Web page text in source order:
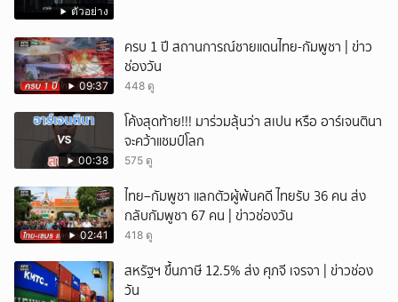
ตัวอย่าง
09:37
ครบ 1 ปี สถานการณ์ชายแดนไทย-กัมพูชา | ข่าว
ช่องวัน
448 ดู
00:38
โค้งสุดท้าย!!! มาร่วมลุ้นว่า สเปน หรือ อาร์เจนตินา
จะคว้าแชมป์โลก
575 ดู
02:41
ไทย–กัมพูชา แลกตัวผู้พ้นคดี ไทยรับ 36 คน ส่ง
กลับกัมพูชา 67 คน | ข่าวช่องวัน
418 ดู
สหรัฐฯ ขึ้นภาษี 12.5% ส่ง ศุภจี เจรจา | ข่าวช่อง
วัน